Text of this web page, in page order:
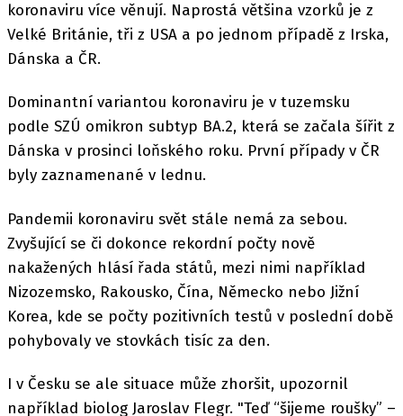
koronaviru více věnují. Naprostá většina vzorků je z
Velké Británie, tři z USA a po jednom případě z Irska,
Dánska a ČR.
Dominantní variantou koronaviru je v tuzemsku
podle SZÚ omikron subtyp BA.2, která se začala šířit z
Dánska v prosinci loňského roku. První případy v ČR
byly zaznamenané v lednu.
Pandemii koronaviru svět stále nemá za sebou.
Zvyšující se či dokonce rekordní počty nově
nakažených hlásí řada států, mezi nimi například
Nizozemsko, Rakousko, Čína, Německo nebo Jižní
Korea, kde se počty pozitivních testů v poslední době
pohybovaly ve stovkách tisíc za den.
I v Česku se ale situace může zhoršit, upozornil
například biolog Jaroslav Flegr. "Teď “šijeme roušky” –